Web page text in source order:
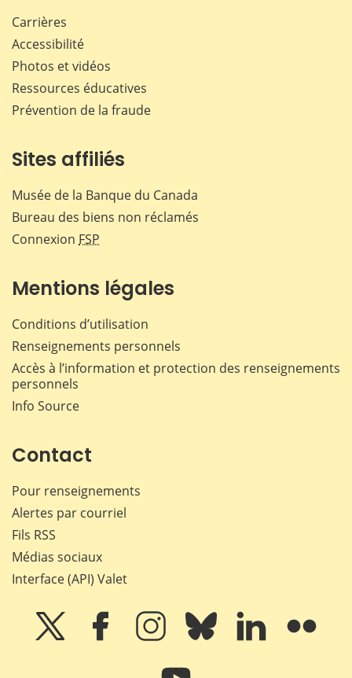
Carrières
Accessibilité
Photos et vidéos
Ressources éducatives
Prévention de la fraude
Sites affiliés
Musée de la Banque du Canada
Bureau des biens non réclamés
Connexion FSP
Mentions légales
Conditions d’utilisation
Renseignements personnels
Accès à l’information et protection des renseignements
personnels
Info Source
Contact
Pour renseignements
Alertes par courriel
Fils RSS
Médias sociaux
Interface (API) Valet